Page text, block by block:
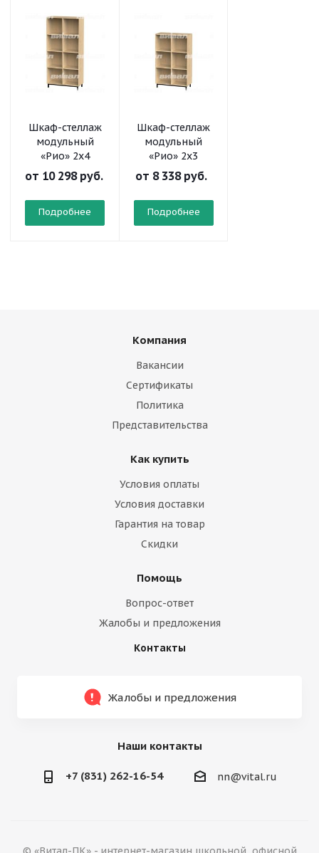
Шкаф-стеллаж
модульный
«Рио» 2х4
от 10 298 руб.
Подробнее
Шкаф-стеллаж
модульный
«Рио» 2х3
от 8 338 руб.
Подробнее
Компания
Вакансии
Сертификаты
Политика
Представительства
Как купить
Условия оплаты
Условия доставки
Гарантия на товар
Скидки
Помощь
Вопрос-ответ
Жалобы и предложения
Контакты
Жалобы и предложения
Наши контакты
+7 (831) 262-16-54 nn@vital.ru